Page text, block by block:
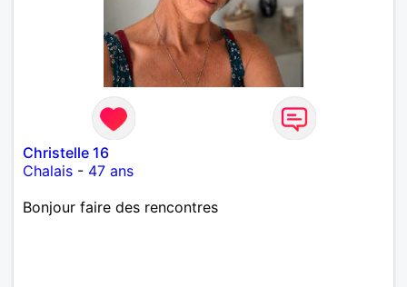
Christelle 16
Chalais - 47 ans
Bonjour faire des rencontres